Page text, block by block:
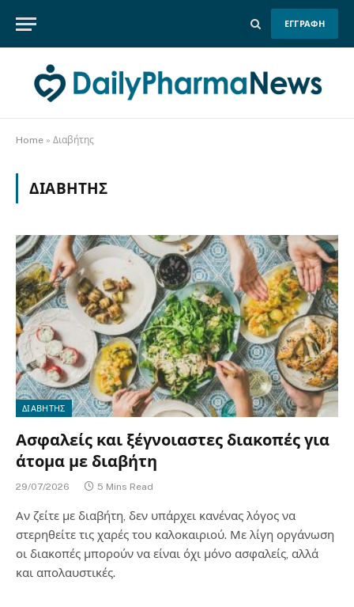
ΕΓΓΡΑΦΗ
Home » Διαβήτης
ΔΙΑΒΉΤΗΣ
ΔΙΑΒΗΤΗΣ
Ασφαλείς και ξέγνοιαστες διακοπές για
άτομα με διαβήτη
29/07/2026 5 Mins Read
Αν ζείτε με διαβήτη, δεν υπάρχει κανένας λόγος να
στερηθείτε τις χαρές του καλοκαιριού. Με λίγη οργάνωση
οι διακοπές μπορούν να είναι όχι μόνο ασφαλείς, αλλά
και απολαυστικές.